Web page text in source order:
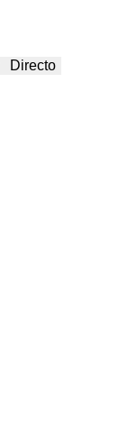
Directo